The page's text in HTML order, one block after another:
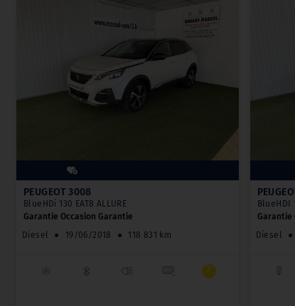
PEUGEOT 3008
BlueHDi 130 EAT8 ALLURE
Garantie Occasion Garantie
Diesel
● 19/06/2018 ● 118 831 km
BlueHDI
Garantie
Diesel
●